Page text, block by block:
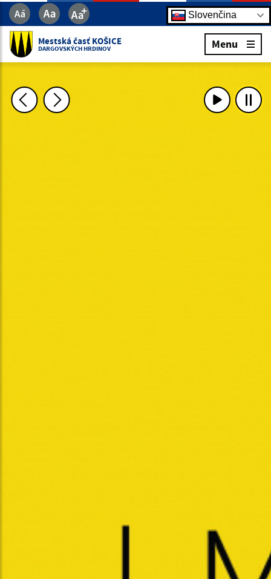
Slovenčina
Mestská časť KOŠICE
DARGOVSKÝCH HRDINOV Menu